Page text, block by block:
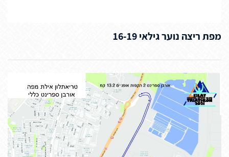
מפת ריצה נוער גילאי 16-19